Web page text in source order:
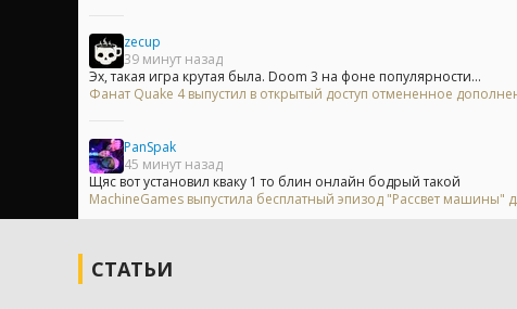
zecup
39 минут назад
Эх, такая игра крутая была. Doom 3 на фоне популярности...
Фанат Quake 4 выпустил в открытый доступ отмененное
PanSpak
45 минут назад
Щяс вот установил кваку 1 то блин онлайн бодрый такой
MachineGames выпустила бесплатный эпизод "Рассвет машины"
СТАТЬИ